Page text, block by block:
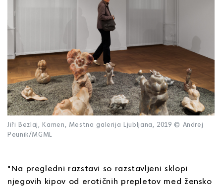
Jiři Bezlaj, Kamen, Mestna galerija Ljubljana, 2019 © Andrej
Peunik/MGML
"Na pregledni razstavi so razstavljeni sklopi
njegovih kipov od erotičnih prepletov med žensko